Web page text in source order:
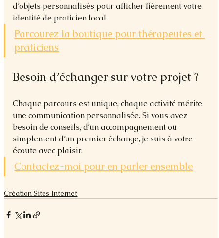
d’objets personnalisés pour afficher fièrement votre
identité de praticien local.
Parcourez la boutique pour thérapeutes et
praticiens
Besoin d’échanger sur votre projet ?
Chaque parcours est unique, chaque activité mérite
une communication personnalisée. Si vous avez
besoin de conseils, d’un accompagnement ou
simplement d’un premier échange, je suis à votre
écoute avec plaisir.
Contactez-moi pour en parler ensemble
Création Sites Internet